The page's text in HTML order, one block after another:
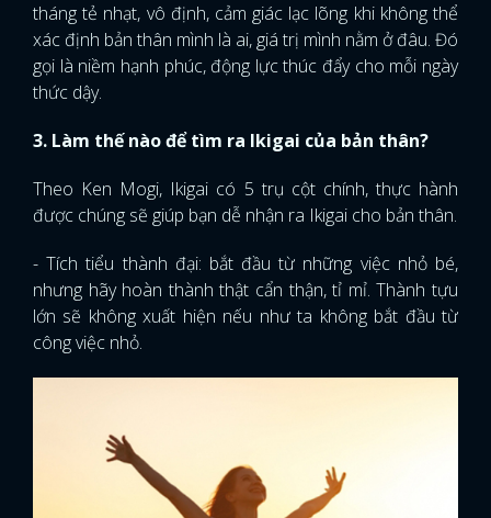
tháng tẻ nhạt, vô định, cảm giác lạc lõng khi không thể
xác định bản thân mình là ai, giá trị mình nằm ở đâu. Đó
gọi là niềm hạnh phúc, động lực thúc đẩy cho mỗi ngày
thức dậy.
3. Làm thế nào để tìm ra Ikigai của bản thân?
Theo Ken Mogi, Ikigai có 5 trụ cột chính, thực hành
được chúng sẽ giúp bạn dễ nhận ra Ikigai cho bản thân.
- Tích tiểu thành đại: bắt đầu từ những việc nhỏ bé,
nhưng hãy hoàn thành thật cẩn thận, tỉ mỉ. Thành tựu
lớn sẽ không xuất hiện nếu như ta không bắt đầu từ
công việc nhỏ.